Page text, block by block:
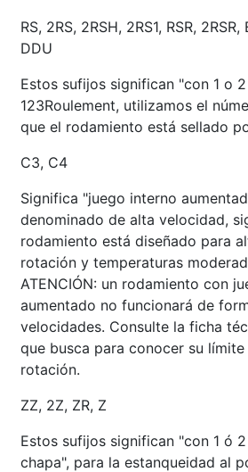
RS, 2RS, 2RSH, 2RS1, RSR,
DDU
Estos sufijos significan "con 1 o
123Roulement, utilizamos el
que el rodamiento está sellado
C3, C4
Significa "juego interno
denominado de alta velocidad,
rodamiento está diseñado para
rotación y temperaturas
ATENCIÓN: un rodamiento con
aumentado no funcionará de
velocidades. Consulte la ficha
que busca para conocer su
rotación.
ZZ, 2Z, ZR, Z
Estos sufijos significan "con 1 ó
chapa", para la estanqueidad al